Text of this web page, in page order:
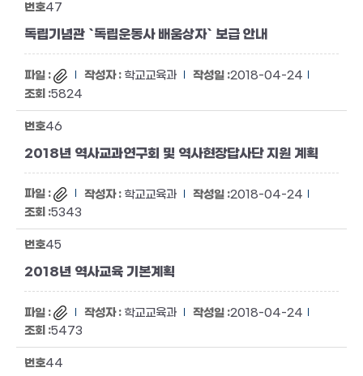
47
독립기념관 `독립운동사 배움상자` 보급 안내
학교교육과
2018-04-24
5824
46
2018년 역사교과연구회 및 역사현장답사단 지원 계획
학교교육과
2018-04-24
5343
45
2018년 역사교육 기본계획
학교교육과
2018-04-24
5473
44